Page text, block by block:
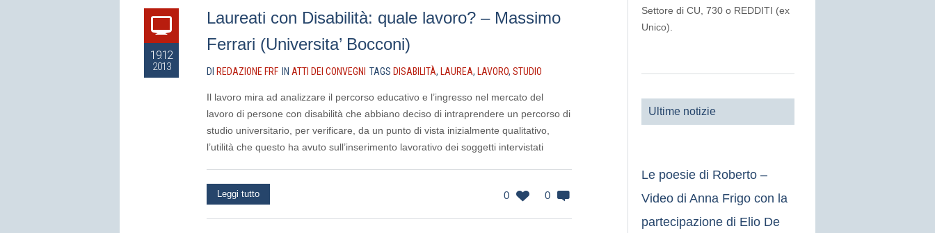
19.12
2013
Laureati con Disabilità: quale lavoro? – Massimo
Ferrari (Universita’ Bocconi)
DI REDAZIONE FRF IN ATTI DEI CONVEGNI TAGS DISABILITÀ, LAUREA, LAVORO, STUDIO
Il lavoro mira ad analizzare il percorso educativo e l’ingresso nel mercato del
lavoro di persone con disabilità che abbiano deciso di intraprendere un percorso di
studio universitario, per verificare, da un punto di vista inizialmente qualitativo,
l’utilità che questo ha avuto sull’inserimento lavorativo dei soggetti intervistati
0 0
Leggi tutto
Settore di CU, 730 o REDDITI (ex
Unico).
Ultime notizie
Le poesie di Roberto –
Video di Anna Frigo con la
partecipazione di Elio De